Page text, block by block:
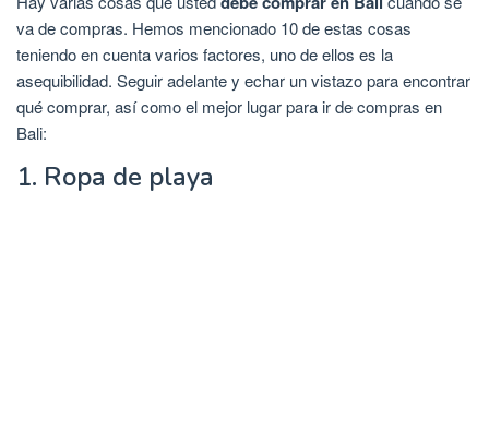
va de compras. Hemos mencionado 10 de estas cosas
teniendo en cuenta varios factores, uno de ellos es la
asequibilidad. Seguir adelante y echar un vistazo para encontrar
qué comprar, así como el mejor lugar para ir de compras en
Bali:
1. Ropa de playa